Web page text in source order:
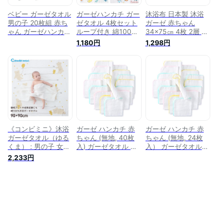
ベビー ガーゼタオル
男の子 20枚組 赤ち
ゃん ガーゼハンカチ
ービブ 綿100％ 柔ら
かい 子供 沐浴用ガ
ーゼ 新生児 口拭き
タオル 30*30㎝
ガーゼハンカチ ガー
ゼタオル 4枚セット
ループ付き 綿100％
あかちゃん 6重ガー
ゼハンカチ 赤ちゃん
ーゼ 口拭きタオル
ループ付きタオル 保
育園 肌に優しい ベ
ビー タオル 出産祝
い コットン 入園準
備 おしぼりタオル
保育園 ガーゼハンカ
チ
1,180円
沐浴布 日本製 沐浴
ガーゼ 赤ちゃん
34×75㎝ 4枚 2層 ベ
ビー 無地 白 新生児
ガーゼ 沐浴用 沐浴
オル ベビーガーゼ
1,298円
《コンビミニ》沐浴
ガーゼタオル（ゆる
くま） : 男の子 女の
子 | ベビーガーゼタ
オル バスタオル 赤
2,233円
ガーゼ ハンカチ 赤
ちゃん (無地, 40枚
入) ガーゼタオル 沐
ガーゼ ハンカチ 赤
ちゃん (無地, 24枚
入） ガーゼタオル